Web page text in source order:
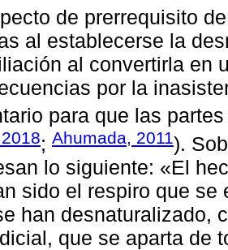
de prerrequisito
al establecerse la
al convertirla en
por la
para que las
; Ahumada, 2011).
lo siguiente: «El
sido el respiro que
han desnaturalizado,
que se aparta de